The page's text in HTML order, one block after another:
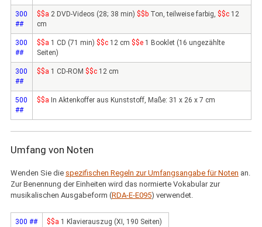
300
##
$$a 2 DVD-Videos (28; 38 min) $$b Ton, teilweise farbig, $$c 12
cm
300
##
$$a 1 CD (71 min) $$c 12 cm $$e 1 Booklet (16 ungezählte
Seiten)
300
##
$$a 1 CD-ROM $$c 12 cm
500
##
$$a In Aktenkoffer aus Kunststoff, Maße: 31 x 26 x 7 cm
Umfang von Noten
Wenden Sie die spezifischen Regeln zur Umfangsangabe für Noten an.
Zur Benennung der Einheiten wird das normierte Vokabular zur
musikalischen Ausgabeform (RDA-E-E095) verwendet.
300 ## $$a 1 Klavierauszug (XI, 190 Seiten)